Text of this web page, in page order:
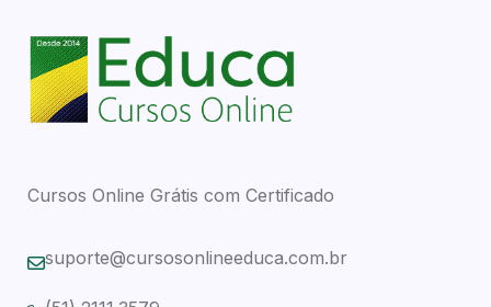
Cursos Online Grátis com Certificado
suporte@cursosonlineeduca.com.br